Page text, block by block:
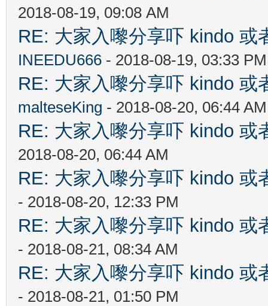
2018-08-19, 09:08 AM
RE: 大家入嚟分享吓 kindo 或
INEEDU666 - 2018-08-19, 03:33 PM
RE: 大家入嚟分享吓 kindo 或
malteseKing - 2018-08-20, 06:44 AM
RE: 大家入嚟分享吓 kindo 或
2018-08-20, 06:44 AM
RE: 大家入嚟分享吓 kindo 或
- 2018-08-20, 12:33 PM
RE: 大家入嚟分享吓 kindo 或
- 2018-08-21, 08:34 AM
RE: 大家入嚟分享吓 kindo 或
- 2018-08-21, 01:50 PM